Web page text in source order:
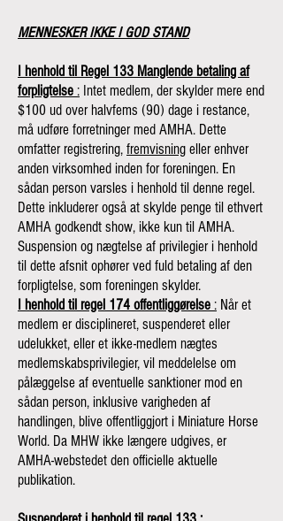
MENNESKER IKKE I GOD STAND
I henhold til Regel 133 Manglende betaling af
forpligtelse : Intet medlem, der skylder mere end
$100 ud over halvfems (90) dage i restance,
må udføre forretninger med AMHA. Dette
omfatter registrering, fremvisning eller enhver
anden virksomhed inden for foreningen. En
sådan person varsles i henhold til denne regel.
Dette inkluderer også at skylde penge til ethvert
AMHA godkendt show, ikke kun til AMHA.
Suspension og nægtelse af privilegier i henhold
til dette afsnit ophører ved fuld betaling af den
forpligtelse, som foreningen skylder.
I henhold til regel 174 offentliggørelse : Når et
medlem er disciplineret, suspenderet eller
udelukket, eller et ikke-medlem nægtes
medlemskabsprivilegier, vil meddelelse om
pålæggelse af eventuelle sanktioner mod en
sådan person, inklusive varigheden af
handlingen, blive offentliggjort i Miniature Horse
World. Da MHW ikke længere udgives, er
AMHA-webstedet den officielle aktuelle
publikation.